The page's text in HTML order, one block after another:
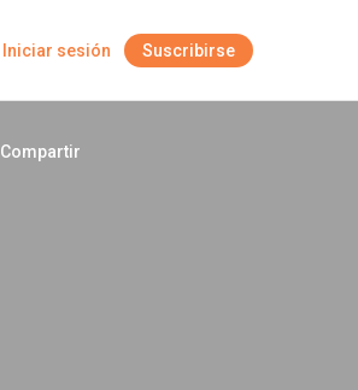
Iniciar sesión Suscribirse
Compartir